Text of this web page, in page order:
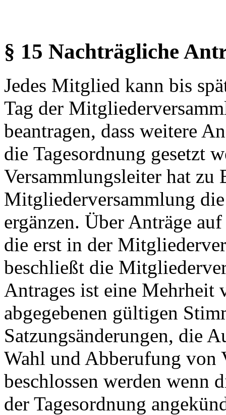
§ 15 Nachträgliche
Jedes Mitglied kann bis
Tag der
beantragen, dass weitere
die Tagesordnung gesetzt
Versammlungsleiter hat zu
Mitgliederversammlung
ergänzen. Über Anträge
die erst in der
beschließt die
Antrages ist eine Mehrheit
abgegebenen gültigen
Satzungsänderungen, die
Wahl und Abberufung von
beschlossen werden wenn
der Tagesordnung